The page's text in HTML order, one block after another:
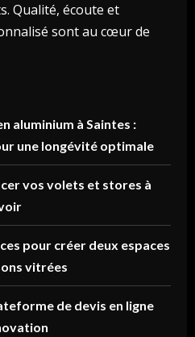
Qualité, écoute et
sont au cœur de
aluminium à Saintes :
une longévité optimale
vos volets et stores à
pour créer deux espaces
vitrées
de devis en ligne